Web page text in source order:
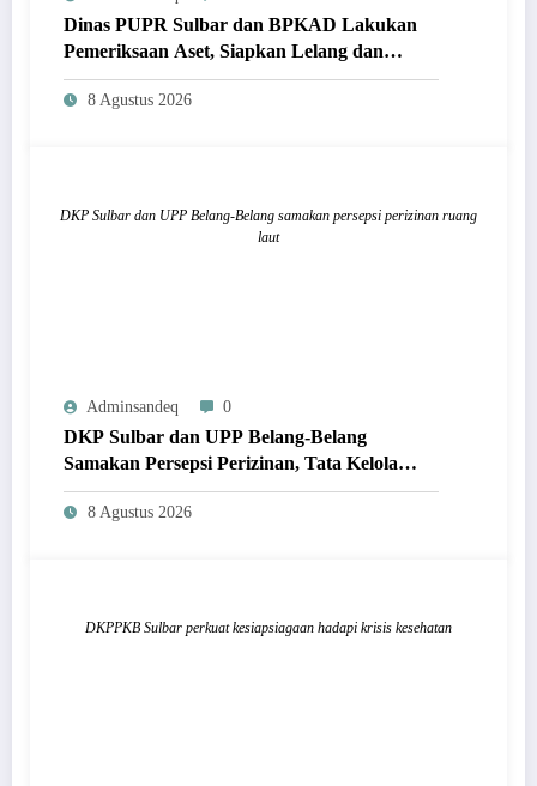
Dinas PUPR Sulbar dan BPKAD Lakukan
Pemeriksaan Aset, Siapkan Lelang dan
Penghapusan Barang Milik Daerah
8 Agustus 2026
DKP Sulbar dan UPP Belang-Belang samakan persepsi perizinan ruang
laut
Adminsandeq 0
DKP Sulbar dan UPP Belang-Belang
Samakan Persepsi Perizinan, Tata Kelola
Ruang Laut Tertib dan Berkelanjutan
8 Agustus 2026
DKPPKB Sulbar perkuat kesiapsiagaan hadapi krisis kesehatan